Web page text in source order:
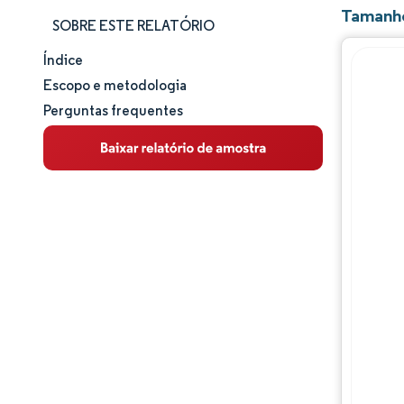
SOBRE ESTE RELATÓRIO
Tamanho e participação de mercado
Análise de mercado
Tendências e insights
Índice
Escopo e metodologia
Perguntas frequentes